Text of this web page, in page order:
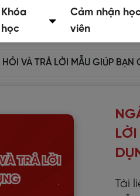
Khóa
học
Cảm nhận
viên
VÀ TRẢ LỜI MẪU GIÚP BẠN
Tài